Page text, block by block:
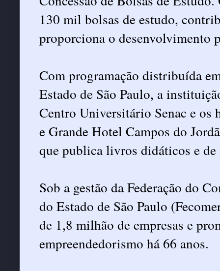
130 mil bolsas de estudo,
proporciona o desenvolvimento
Com programação distribuída
Estado de São Paulo, a
Centro Universitário Senac e os
e Grande Hotel Campos do
que publica livros didáticos e de
Sob a gestão da Federação do
do Estado de São Paulo
de 1,8 milhão de empresas e
empreendedorismo há 66 anos.